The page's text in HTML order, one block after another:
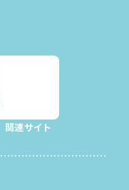
関連サイト